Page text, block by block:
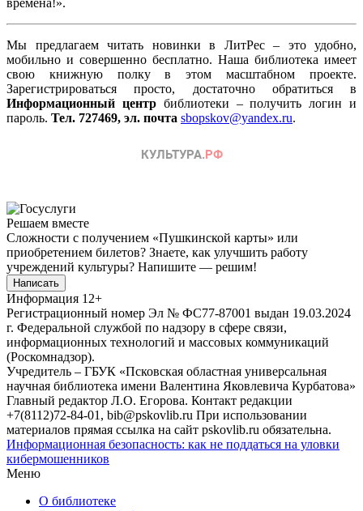
Мы предлагаем читать новинки в ЛитРес – это удобно,
мобильно и совершенно бесплатно. Наша библиотека имеет
свою книжную полку в этом масштабном проекте.
Зарегистрироваться просто, достаточно обратиться в
Информационный центрбиблиотеки – получить логин и
пароль. Тел. 727469, эл. почта sbopskov@yandex.ru.
Решаем вместе
Сложности с получением «Пушкинской карты» или
приобретением билетов? Знаете, как улучшить работу
учреждений культуры? Напишите — решим!
Написать
Информация 12+
Регистрационный номер Эл № ФС77-87001 выдан 19.03.2024
г. Федеральной службой по надзору в сфере связи,
информационных технологий и массовых коммуникаций
(Роскомнадзор).
Учредитель – ГБУК «Псковская областная универсальная
научная библиотека имени Валентина Яковлевича Курбатова»
Главный редактор Л.О. Егорова. Контакт редакции
+7(8112)72-84-01, bib@pskovlib.ru При использовании
материалов прямая ссылка на сайт pskovlib.ru обязательна.
Информационная безопасность: как не поддаться на уловки
кибермошенников
Меню
О библиотеке